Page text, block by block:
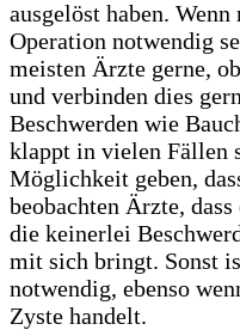
ausgelöst haben.
Operation notwendig
meisten Ärzte gerne,
und verbinden dies
Beschwerden wie
klappt in vielen Fällen
Möglichkeit geben,
beobachten Ärzte,
die keinerlei
mit sich bringt. Sonst
notwendig, ebenso
Zyste handelt.